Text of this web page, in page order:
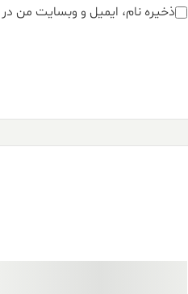
ذخیره نام، ایمیل و وبسایت من